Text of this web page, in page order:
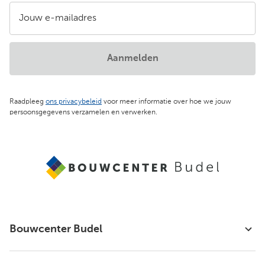
Jouw e-mailadres
Raadpleeg ons privacybeleid voor meer informatie over hoe we jouw
persoonsgegevens verzamelen en verwerken.
Aanmelden
Bouwcenter Budel